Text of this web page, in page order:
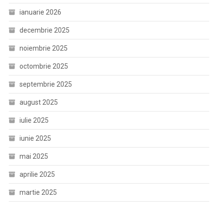
ianuarie 2026
decembrie 2025
noiembrie 2025
octombrie 2025
septembrie 2025
august 2025
iulie 2025
iunie 2025
mai 2025
aprilie 2025
martie 2025